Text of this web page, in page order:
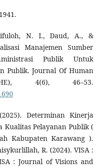
N. I., Daud, A., &
Manajemen Sumber
Publik Untuk
Publik. Journal Of Human
4(6), 46–53.
Determinan Kinerja
Kualitas Pelayanan Publik (
Kabupaten Karawang ).
R. (2024). VISA :
: Journal of Visions and